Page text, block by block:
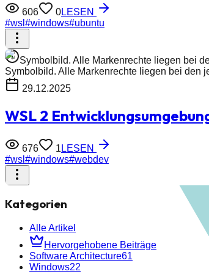
606 0LESEN
#wsl #windows#ubuntu
Symbolbild. Alle Markenrechte liegen bei
Symbolbild. Alle Markenrechte liegen bei den
29.12.2025
WSL 2
676 1 LESEN
#wsl #windows#webdev
Kategorien
Alle Artikel
Hervorgehobene Beiträge
Software Architecture61
Windows22